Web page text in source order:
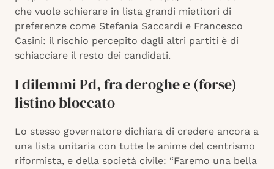
che vuole schierare in lista grandi mietitori di
preferenze come Stefania Saccardi e Francesco
Casini: il rischio percepito dagli altri partiti è di
schiacciare il resto dei candidati.
I dilemmi Pd, fra deroghe e (forse)
listino bloccato
Lo stesso governatore dichiara di credere ancora a
una lista unitaria con tutte le anime del centrismo
riformista, e della società civile: “Faremo una bella